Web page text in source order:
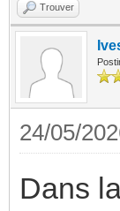
Trouver
24/05/
Dans